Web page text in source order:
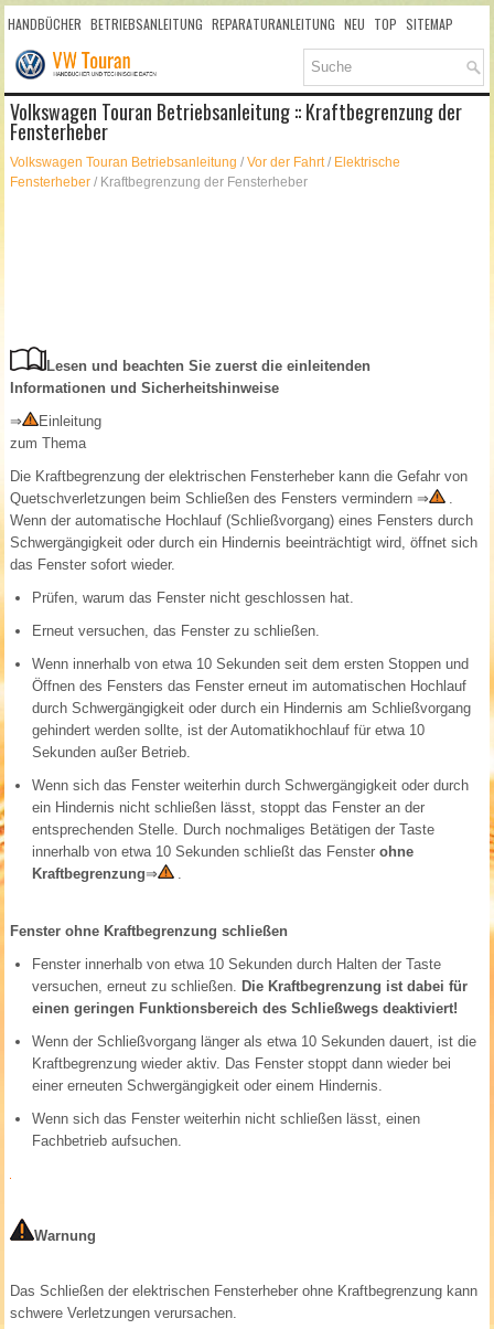
HANDBÜCHER BETRIEBSANLEITUNG REPARATURANLEITUNG NEU TOP SITEMAP
SUCHLAUF
Volkswagen Touran Betriebsanleitung :: Kraftbegrenzung der
Fensterheber
Volkswagen Touran Betriebsanleitung /Vor der Fahrt/ Elektrische
Fensterheber / Kraftbegrenzung der Fensterheber
Lesen und beachten Sie zuerst die einleitenden
Informationen und Sicherheitshinweise
⇒
Einleitung
zum Thema
Die Kraftbegrenzung der elektrischen Fensterheber kann die Gefahr von
Quetschverletzungen beim Schließen des Fensters vermindern ⇒
.
Wenn der automatische Hochlauf (Schließvorgang) eines Fensters durch
Schwergängigkeit oder durch ein Hindernis beeinträchtigt wird, öffnet sich
das Fenster sofort wieder.
Prüfen, warum das Fenster nicht geschlossen hat.
Erneut versuchen, das Fenster zu schließen.
Wenn innerhalb von etwa 10 Sekunden seit dem ersten Stoppen und
Öffnen des Fensters das Fenster erneut im automatischen Hochlauf
durch Schwergängigkeit oder durch ein Hindernis am Schließvorgang
gehindert werden sollte, ist der Automatikhochlauf für etwa 10
Sekunden außer Betrieb.
Wenn sich das Fenster weiterhin durch Schwergängigkeit oder durch
ein Hindernis nicht schließen lässt, stoppt das Fenster an der
entsprechenden Stelle. Durch nochmaliges Betätigen der Taste
innerhalb von etwa 10 Sekunden schließt das Fensterohne
Kraftbegrenzung⇒ .
Fenster ohne Kraftbegrenzung schließen
Fenster innerhalb von etwa 10 Sekunden durch Halten der Taste
versuchen, erneut zu schließen. Die Kraftbegrenzung ist dabei für
einen geringen Funktionsbereich des Schließwegs deaktiviert!
Wenn der Schließvorgang länger als etwa 10 Sekunden dauert, ist die
Kraftbegrenzung wieder aktiv. Das Fenster stoppt dann wieder bei
einer erneuten Schwergängigkeit oder einem Hindernis.
Wenn sich das Fenster weiterhin nicht schließen lässt, einen
Fachbetrieb aufsuchen.
Warnung
Das Schließen der elektrischen Fensterheber ohne Kraftbegrenzung kann
schwere Verletzungen verursachen.